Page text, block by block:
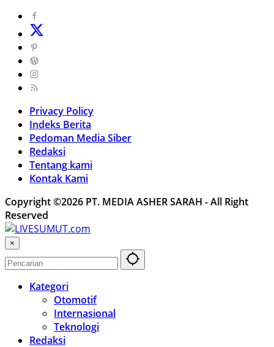
Privacy Policy
Indeks Berita
Pedoman Media Siber
Redaksi
Tentang kami
Kontak Kami
Copyright ©2026 PT. MEDIA ASHER SARAH - All Right
Reserved
×
Kategori
Otomotif
Internasional
Teknologi
Redaksi